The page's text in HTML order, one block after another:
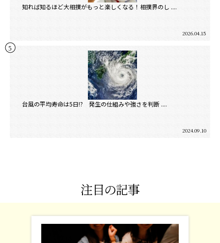
知れば知るほど大相撲がもっと楽しくなる！相撲界のし ....
2026.04.15
台風の平均寿命は5日!? 発生の仕組みや強さを判断 ....
2024.09.10
注目の記事